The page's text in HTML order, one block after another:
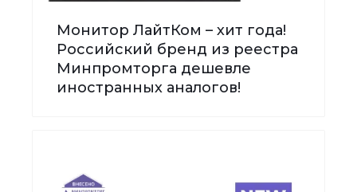
Монитор ЛайтКом – хит года!
Российский бренд из реестра
Минпромторга дешевле
иностранных аналогов!